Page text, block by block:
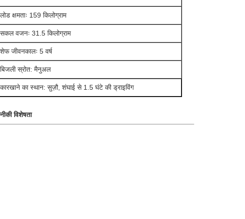
लोड क्षमताः 159 किलोग्राम
सकल वजनः 31.5 किलोग्राम
शेफ जीवनकालः 5 वर्ष
बिजली स्रोत: मैनुअल
कारखाने का स्थान: सुज़ौ, शंघाई से 1.5 घंटे की ड्राइविंग
विशेषता